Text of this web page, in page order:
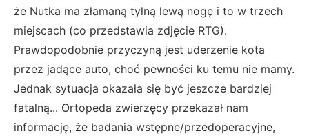
że Nutka ma złamaną tylną lewą nogę i to w trzech
miejscach (co przedstawia zdjęcie RTG).
Prawdopodobnie przyczyną jest uderzenie kota
przez jadące auto, choć pewności ku temu nie mamy.
Jednak sytuacja okazała się być jeszcze bardziej
fatalną... Ortopeda zwierzęcy przekazał nam
informację, że badania wstępne/przedoperacyjne,